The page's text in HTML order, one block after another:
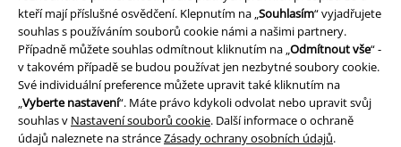
kteří mají příslušné osvědčení. Klepnutím na „Souhlasím“ vyjadřujete
souhlas s používáním souborů cookie námi a našimi partnery.
Případně můžete souhlas odmítnout kliknutím na „Odmítnout vše“ -
v takovém případě se budou používat jen nezbytné soubory cookie.
Své individuální preference můžete upravit také kliknutím na
„Vyberte nastavení“. Máte právo kdykoli odvolat nebo upravit svůj
souhlas v Nastavení souborů cookie. Další informace o ochraně
údajů naleznete na stránceZásady ochrany osobních údajů.
Ochrana osobních údajů
Likvidace odpadu a ochrana životního prostředí
Prohlášení o shodě